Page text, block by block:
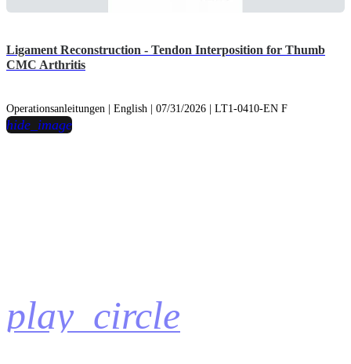
Ligament Reconstruction - Tendon Interposition for Thumb
CMC Arthritis
Operationsanleitungen | English | 07/31/2026 | LT1-0410-EN F
play_circle
hide_image